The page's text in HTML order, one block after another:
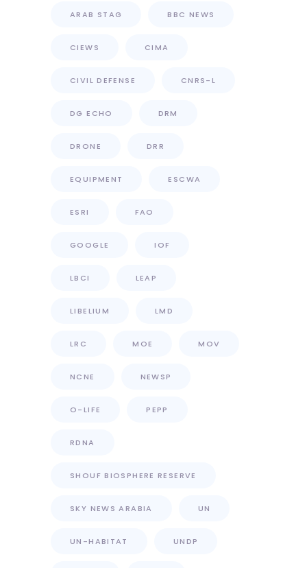
ARAB STAG BBC NEWS
CIEWS CIMA
CIVIL DEFENSE CNRS-L
DG ECHO DRM
DRONE DRR
EQUIPMENT ESCWA
ESRI FAO
GOOGLE IOF
LBCI LEAP
LIBELIUM LMD
LRC MOE MOV
NCNE NEWSP
O-LIFE PEPP
RDNA
SHOUF BIOSPHERE RESERVE
SKY NEWS ARABIA UN
UN-HABITAT UNDP